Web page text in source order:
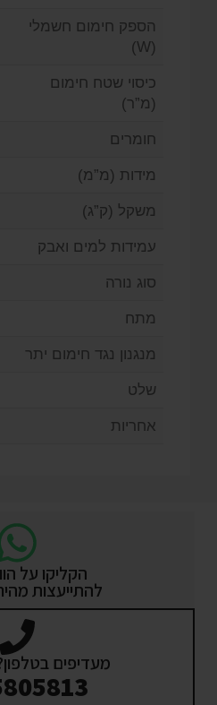
הספק חימום חשמלי
(W)
כיסוי שטח חימום
(מ”ר)
חומרים
מידות (מ”מ)
משקל (ק”ג)
עמידות למים ואבק
סוג נורה
מתח
מנגנון נגד חימום יתר
שלט
אחריות
הקליקו על
להתייעצות
מעדיפים